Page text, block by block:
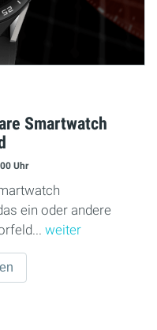
Smartwatch
Uhr
ein oder andere
weiter